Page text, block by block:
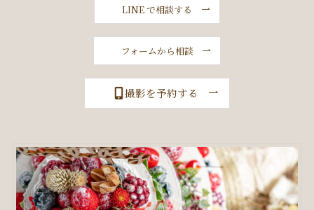
LINE で相談する
フォームから相談
撮影を予約する